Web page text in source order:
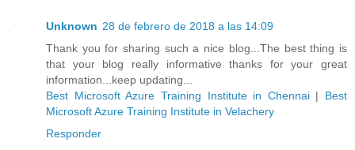
Unknown 28 de febrero de 2018 a las 14:09
Thank you for sharing such a nice blog...The best thing is
that your blog really informative thanks for your great
information...keep updating...
Best Microsoft Azure Training Institute in Chennai | Best
Microsoft Azure Training Institute in Velachery
Responder